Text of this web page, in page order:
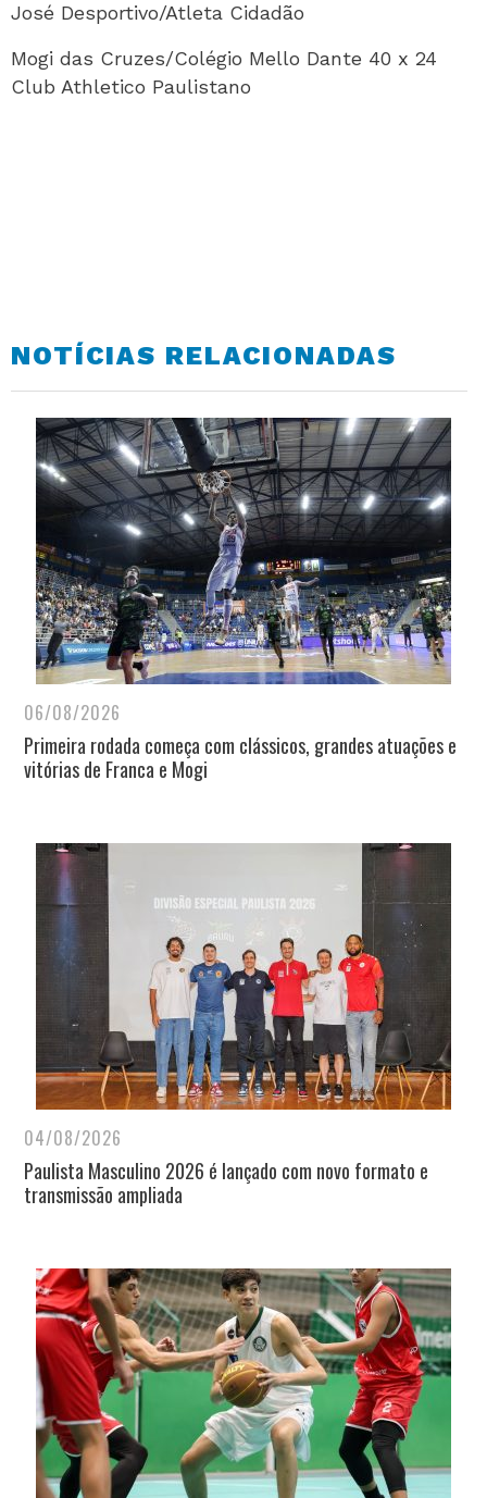
José Desportivo/Atleta Cidadão
Mogi das Cruzes/Colégio Mello Dante 40 x 24
Club Athletico Paulistano
NOTÍCIAS RELACIONADAS
06/08/2026
Primeira rodada começa com clássicos, grandes atuações e
vitórias de Franca e Mogi
04/08/2026
Paulista Masculino 2026 é lançado com novo formato e
transmissão ampliada